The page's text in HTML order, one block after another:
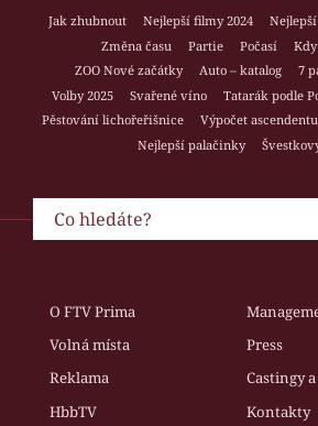
Jak zhubnout Nejlepší filmy 2024
Změna času
Partie Počasí
ZOO Nové začátky
Auto – katalog
7
Volby 2025
Svařené víno Tatarák podle
Pěstování lichořeřišnice
Výpočet ascendentu
Nejlepší palačinky
O FTV Prima
Volná místa
Press
Reklama
Castingy
HbbTV
Kontakty